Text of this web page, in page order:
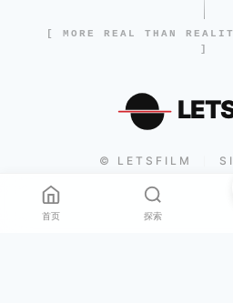
[ MORE REAL THAN
]
© LETSFILM
首页 探索